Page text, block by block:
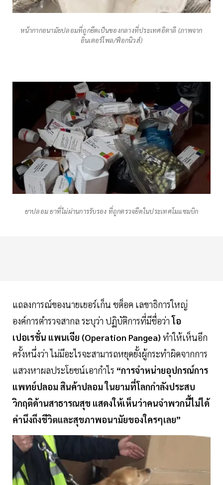
หน้ากากอนามัยปลอมที่ถูกยึดเป็นของกลางที่ประเทศอิตาลี (ภาพจาก
อินเตอร์โพล/ฟ็อกนิวส์)
ยาปลอม ยาที่ไม่ผ่านการรับรอง ที่ถูกตรวจยึดในประเทศโมแซมบิก
แถลงการณ์ของนายเยอร์เก็น ชต็อค เลขาธิการใหญ่
องค์การตำรวจสากล ระบุว่า ปฏิบัติการที่มีชื่อว่าโอ
เปอเรชั่น แพนเจีย (Operation Pangea) ทำให้เห็นอีก
ครั้งหนึ่งว่า ไม่มีอะไรจะสามารถหยุดยั้งผู้กระทำผิดจากการ
แสวงหาผลประโยชน์เอากำไร “การจำหน่ายอุปกรณ์การ
แพทย์ปลอม สินค้าปลอม ในยามที่โลกกำลังประสบ
วิกฤติด้านสาธารณสุข แสดงให้เห็นว่าคนจำพวกนี้ไม่ได้
คำนึงถึงชีวิตและสุขภาพอนามัยของใครๆเลย”